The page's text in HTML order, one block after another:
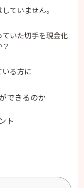
ていません。
いた切手を現金化
る方に
できるのか
ト